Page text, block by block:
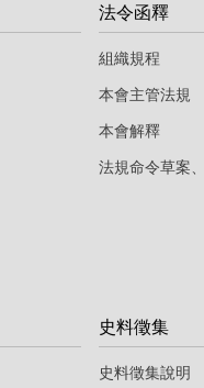
法令函釋
組織規程
本會主管法規
本會解釋
法規命令草案
史料徵集
史料徵集說明